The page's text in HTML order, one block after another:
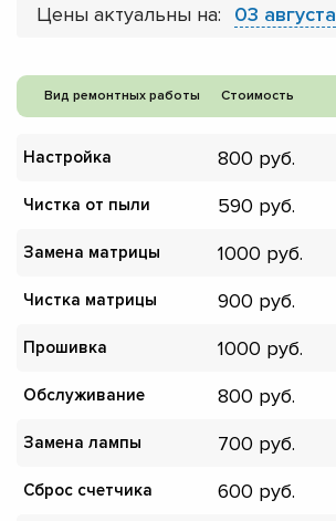
Цены актуальны на: 03 августа
Вид ремонтных работы Стоимость
Настройка 800
Чистка от пыли 590
Замена матрицы 1000
Чистка матрицы 900
Прошивка 1000
Обслуживание 800
Замена лампы 700
Сброс счетчика 600